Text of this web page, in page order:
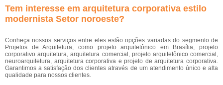
Tem interesse em arquitetura corporativa estilo
modernista Setor noroeste?
Conheça nossos serviços entre eles estão opções variadas do segmento de
Projetos de Arquitetura, como projeto arquitetônico em Brasília, projeto
corporativo arquitetura, arquitetura comercial, projeto arquitetônico comercial,
neuroarquitetura, arquitetura corporativa e projeto de arquitetura corporativa.
Garantimos a satisfação dos clientes através de um atendimento único e alta
qualidade para nossos clientes.